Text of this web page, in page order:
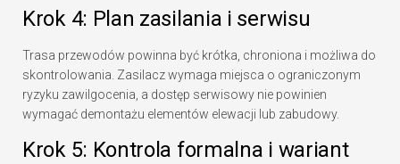
Krok 4: Plan zasilania i serwisu
Trasa przewodów powinna być krótka, chroniona i możliwa do
skontrolowania. Zasilacz wymaga miejsca o ograniczonym
ryzyku zawilgocenia, a dostęp serwisowy nie powinien
wymagać demontażu elementów elewacji lub zabudowy.
Krok 5: Kontrola formalna i wariant